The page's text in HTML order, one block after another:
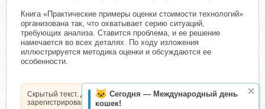
Сегодня — Международный день
кошек!
Книга «Практические примеры оценки стоимости технологий»
организована так, что охватывает серию ситуаций,
требующих анализа. Ставится проблема, и ее решение
намечается во всех деталях. По ходу изложения
иллюстрируется методика оценки и обсуждаются ее
особенности.
Скрытый текст. Доступен только
зарегистрированным пользователям.